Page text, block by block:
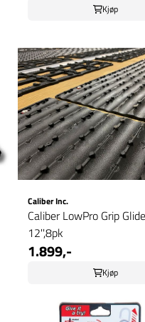
Kjøp
Caliber Inc.
Caliber LowPro Grip
12'',8pk
1.899,-
Kjøp